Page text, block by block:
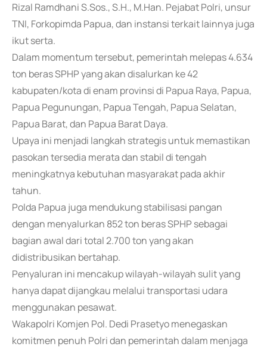
Rizal Ramdhani S.Sos., S.H., M.Han. Pejabat Polri, unsur
TNI, Forkopimda Papua, dan instansi terkait lainnya juga
ikut serta.
Dalam momentum tersebut, pemerintah melepas 4.634
ton beras SPHP yang akan disalurkan ke 42
kabupaten/kota di enam provinsi di Papua Raya, Papua,
Papua Pegunungan, Papua Tengah, Papua Selatan,
Papua Barat, dan Papua Barat Daya.
Upaya ini menjadi langkah strategis untuk memastikan
pasokan tersedia merata dan stabil di tengah
meningkatnya kebutuhan masyarakat pada akhir
tahun.
Polda Papua juga mendukung stabilisasi pangan
dengan menyalurkan 852 ton beras SPHP sebagai
bagian awal dari total 2.700 ton yang akan
didistribusikan bertahap.
Penyaluran ini mencakup wilayah-wilayah sulit yang
hanya dapat dijangkau melalui transportasi udara
menggunakan pesawat.
Wakapolri Komjen Pol. Dedi Prasetyo menegaskan
komitmen penuh Polri dan pemerintah dalam menjaga